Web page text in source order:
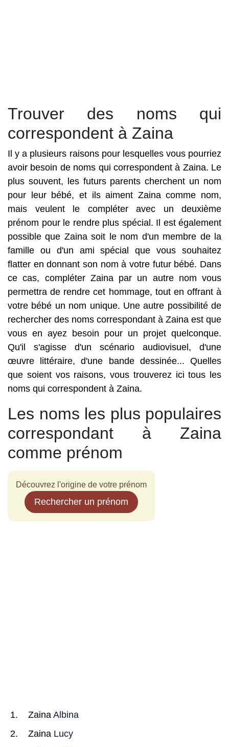
Trouver des noms qui
correspondent à Zaina
Il y a plusieurs raisons pour lesquelles vous pourriez
avoir besoin de noms qui correspondent à Zaina. Le
plus souvent, les futurs parents cherchent un nom
pour leur bébé, et ils aiment Zaina comme nom,
mais veulent le compléter avec un deuxième
prénom pour le rendre plus spécial. Il est également
possible que Zaina soit le nom d'un membre de la
famille ou d'un ami spécial que vous souhaitez
flatter en donnant son nom à votre futur bébé. Dans
ce cas, compléter Zaina par un autre nom vous
permettra de rendre cet hommage, tout en offrant à
votre bébé un nom unique. Une autre possibilité de
rechercher des noms correspondant à Zaina est que
vous en ayez besoin pour un projet quelconque.
Qu'il s'agisse d'un scénario audiovisuel, d'une
œuvre littéraire, d'une bande dessinée... Quelles
que soient vos raisons, vous trouverez ici tous les
noms qui correspondent à Zaina.
Les noms les plus populaires
correspondant à Zaina
comme prénom
Découvrez l'origine de votre prénom
Rechercher un prénom
Zaina Albina
Zaina Lucy